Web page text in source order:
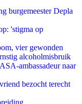
burgemeester Depla
'stigma op
vier gewonden
alcoholmisbruik
ambassadeur naar
bezocht terecht